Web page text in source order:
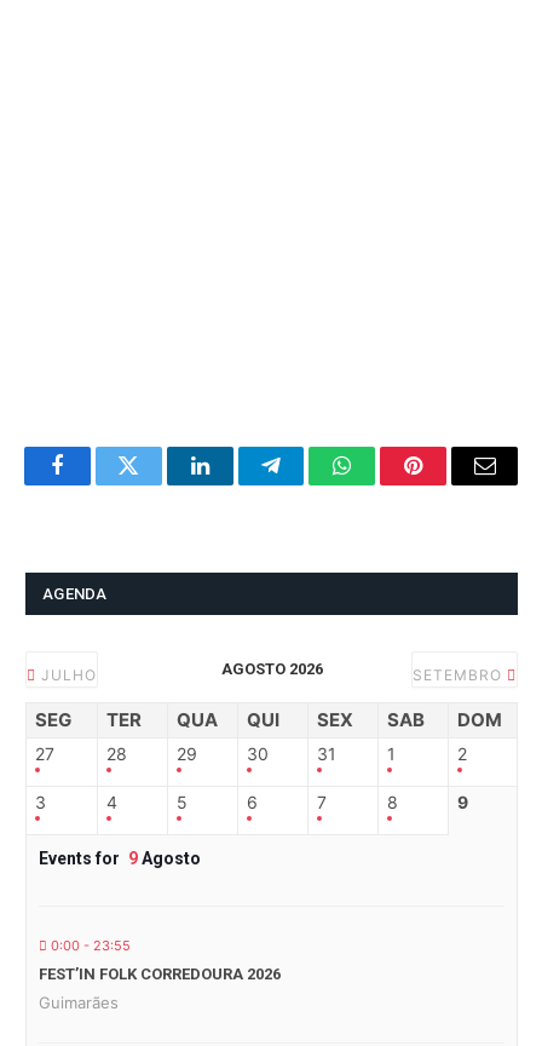
FacebookTwitter LinkedInTelegramWhatsAppPinterestEmail
AGENDA
JULHO AGOSTO 2026 SETEMBRO
SEG TER QUA QUI SEX SAB DOM
27 28 29 30 31 1 2
3 4 5 6 7 8 9
Events for 9Agosto
0:00 - 23:55
FEST’IN FOLK CORREDOURA 2026
Guimarães